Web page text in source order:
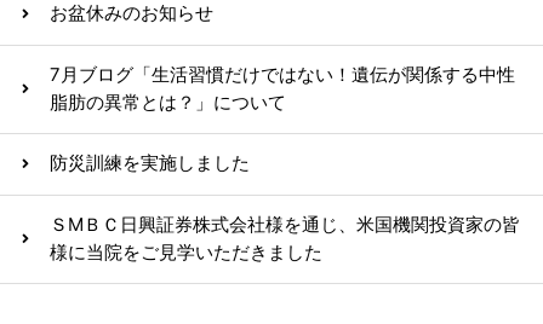
お盆休みのお知らせ
7月ブログ「生活習慣だけではない！遺伝が関係する中性
脂肪の異常とは？」について
防災訓練を実施しました
ＳМＢＣ日興証券株式会社様を通じ、米国機関投資家の皆
様に当院をご見学いただきました